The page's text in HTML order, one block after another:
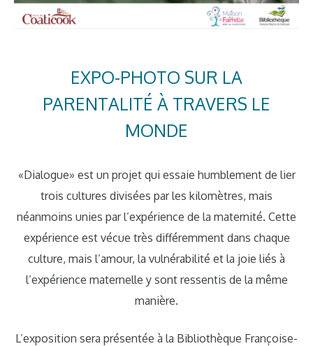
EXPO-PHOTO SUR LA
PARENTALITÉ À TRAVERS LE
MONDE
«Dialogue» est un projet qui essaie humblement de lier
trois cultures divisées par les kilomètres, mais
néanmoins unies par l’expérience de la maternité. Cette
expérience est vécue très différemment dans chaque
culture, mais l’amour, la vulnérabilité et la joie liés à
l’expérience maternelle y sont ressentis de la même
manière.
L’exposition sera présentée à la Bibliothèque Françoise-